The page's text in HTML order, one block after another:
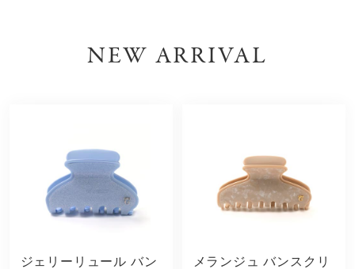
NEW ARRIVAL
ジェリーリュール バン
メランジュ バンスクリ